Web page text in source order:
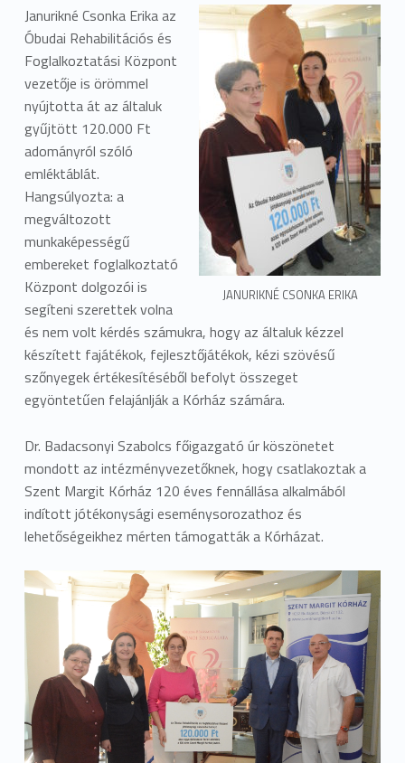
JANURIKNÉ CSONKA ERIKA
Janurikné Csonka Erika az
Óbudai Rehabilitációs és
Foglalkoztatási Központ
vezetője is örömmel
nyújtotta át az általuk
gyűjtött 120.000 Ft
adományról szóló
emléktáblát.
Hangsúlyozta: a
megváltozott
munkaképességű
embereket foglalkoztató
Központ dolgozói is
segíteni szerettek volna
és nem volt kérdés számukra, hogy az általuk kézzel
készített fajátékok, fejlesztőjátékok, kézi szövésű
szőnyegek értékesítéséből befolyt összeget
egyöntetűen felajánlják a Kórház számára.
Dr. Badacsonyi Szabolcs főigazgató úr köszönetet
mondott az intézményvezetőknek, hogy csatlakoztak a
Szent Margit Kórház 120 éves fennállása alkalmából
indított jótékonysági eseménysorozathoz és
lehetőségeikhez mérten támogatták a Kórházat.